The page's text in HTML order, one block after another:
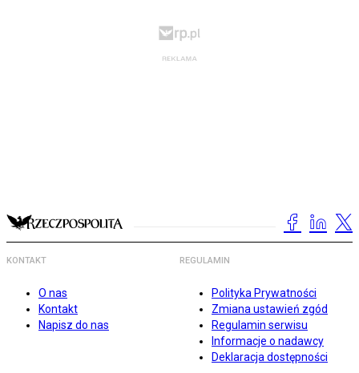
KONTAKT
O nas
Kontakt
Napisz do nas
REGULAMIN
Polityka Prywatności
Zmiana ustawień zgód
Regulamin serwisu
Informacje o nadawcy
Deklaracja dostępności